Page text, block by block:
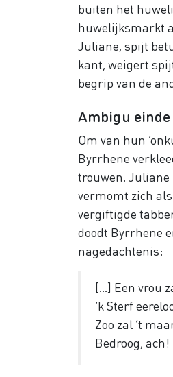
buiten het
huwelijksmarkt
Juliane, spijt
kant, weigert
begrip van de
Ambigu einde
Om van hun
Byrrhene
trouwen. Juliane
vermomt zich
vergiftigde
doodt Byrrhene
nagedachtenis:
[…] Een vrou
‘k Sterf
Zoo zal ‘t
Bedroog,